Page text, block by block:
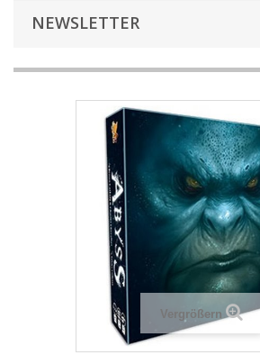
NEWSLETTER
Vergrößern